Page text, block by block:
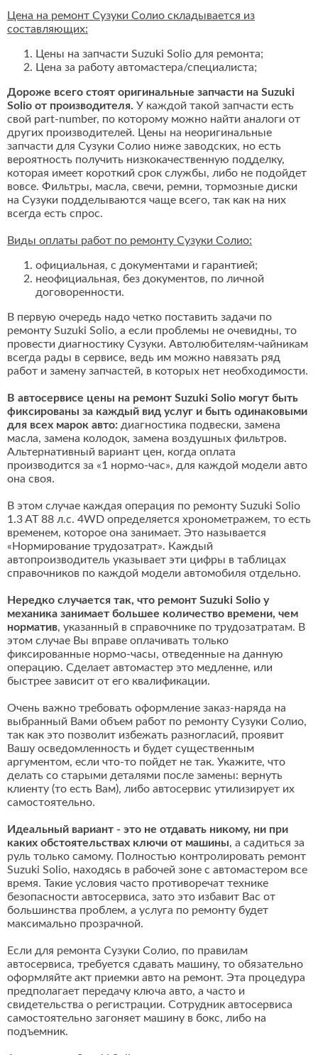
Цена на ремонт Сузуки Солио складывается из
составляющих:
Цены на запчасти Suzuki Solio для ремонта;
Цена за работу автомастера/специалиста;
Дороже всего стоят оригинальные запчасти на Suzuki
Solio от производителя. У каждой такой запчасти есть
свой part-number, по которому можно найти аналоги от
других производителей. Цены на неоригинальные
запчасти для Сузуки Солио ниже заводских, но есть
вероятность получить низкокачественную подделку,
которая имеет короткий срок службы, либо не подойдет
вовсе. Фильтры, масла, свечи, ремни, тормозные диски
на Сузуки подделываются чаще всего, так как на них
всегда есть спрос.
Виды оплаты работ по ремонту Сузуки Солио:
официальная, с документами и гарантией;
неофициальная, без документов, по личной
договоренности.
В первую очередь надо четко поставить задачи по
ремонту Suzuki Solio, а если проблемы не очевидны, то
провести диагностику Сузуки. Автолюбителям-чайникам
всегда рады в сервисе, ведь им можно навязать ряд
работ и замену запчастей, в которых нет необходимости.
В автосервисе цены на ремонт Suzuki Solio могут быть
фиксированы за каждый вид услуг и быть одинаковыми
для всех марок авто: диагностика подвески, замена
масла, замена колодок, замена воздушных фильтров.
Альтернативный вариант цен, когда оплата
производится за «1 нормо-час», для каждой модели авто
она своя.
В этом случае каждая операция по ремонту Suzuki Solio
1.3 AT 88 л.с. 4WD определяется хронометражем, то есть
временем, которое она занимает. Это называется
«Нормирование трудозатрат». Каждый
автопроизводитель указывает эти цифры в таблицах
справочников по каждой модели автомобиля отдельно.
Нередко случается так, что ремонт Suzuki Solio у
механика занимает большее количество времени, чем
норматив, указанный в справочнике по трудозатратам. В
этом случае Вы вправе оплачивать только
фиксированные нормо-часы, отведенные на данную
операцию. Сделает автомастер это медленне, или
быстрее зависит от его квалификации.
Очень важно требовать оформление заказ-наряда на
выбранный Вами объем работ по ремонту Сузуки Солио,
так как это позволит избежать разногласий, проявит
Вашу осведомленность и будет существенным
аргументом, если что-то пойдет не так. Укажите, что
делать со старыми деталями после замены: вернуть
клиенту (то есть Вам), либо автосервис утилизирует их
самостоятельно.
Идеальный вариант - это не отдавать никому, ни при
каких обстоятельствах ключи от машины, а садиться за
руль только самому. Полностью контролировать ремонт
Suzuki Solio, находясь в рабочей зоне с автомастером все
время. Такие условия часто противоречат технике
безопасности автосервиса, зато это избавит Вас от
большинства проблем, а услуга по ремонту будет
максимально прозрачной.
Если для ремонта Сузуки Солио, по правилам
автосервиса, требуется сдавать машину, то обязательно
оформляйте акт приемки авто на ремонт. Эта процедура
предполагает передачу ключа авто, а часто и
свидетельства о регистрации. Сотрудник автосервиса
самостоятельно загоняет машину в бокс, либо на
подъемник.